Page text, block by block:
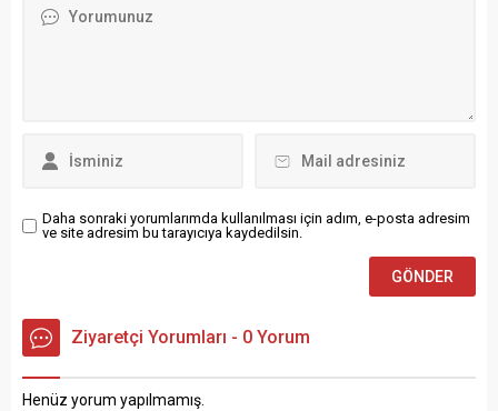
Haziran konut satışları bir
Daha sonraki yorumlarımda kullanılması için adım, e-posta adresim
ve site adresim bu tarayıcıya kaydedilsin.
Ziyaretçi Yorumları - 0 Yorum
Henüz yorum yapılmamış.